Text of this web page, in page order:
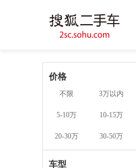
价格
不限 3万以内
5-10万 10-15万
20-30万 30-50万
车型